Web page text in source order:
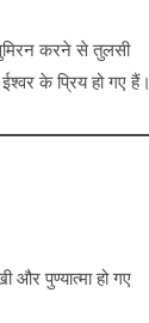
करने से तुलसी
के प्रिय हो गए हैं।
और पुण्यात्मा हो गए